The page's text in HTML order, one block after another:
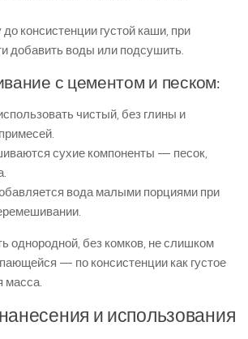
до консистенции густой каши, при
добавить воды или подсушить.
с цементом и песком:
чистый, без глины и
сухие компоненты — песок,
вода малыми порциями при
однородной, без комков, не слишком
— по консистенции как густое
масса.
и использования